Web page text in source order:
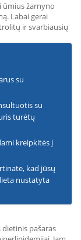
ūmius žarnyno
Labai gerai
ir svarbiausių
su
su
turėtų
kreipkitės į
kad jūsų
nustatyta
dietinis pašaras